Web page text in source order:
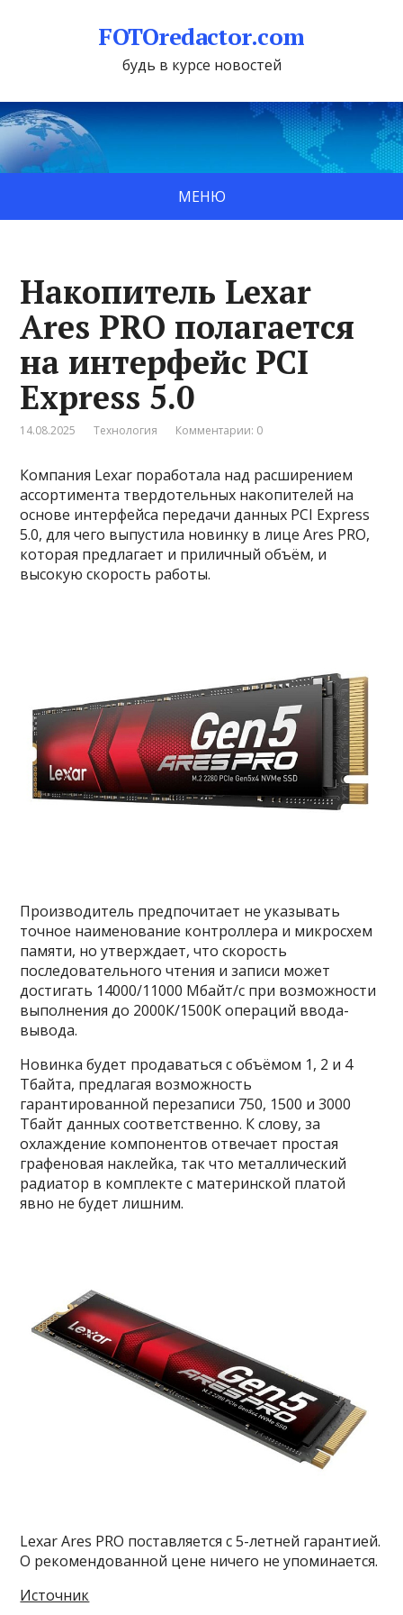
FOTOredactor.com
будь в курсе новостей
МЕНЮ
Накопитель Lexar
Ares PRO полагается
на интерфейс PCI
Express 5.0
14.08.2025 Технология Комментарии: 0
Компания Lexar поработала над расширением
ассортимента твердотельных накопителей на
основе интерфейса передачи данных PCI Express
5.0, для чего выпустила новинку в лице Ares PRO,
которая предлагает и приличный объём, и
высокую скорость работы.
Производитель предпочитает не указывать
точное наименование контроллера и микросхем
памяти, но утверждает, что скорость
последовательного чтения и записи может
достигать 14000/11000 Мбайт/с при возможности
выполнения до 2000К/1500К операций ввода-
вывода.
Новинка будет продаваться с объёмом 1, 2 и 4
Тбайта, предлагая возможность
гарантированной перезаписи 750, 1500 и 3000
Тбайт данных соответственно. К слову, за
охлаждение компонентов отвечает простая
графеновая наклейка, так что металлический
радиатор в комплекте с материнской платой
явно не будет лишним.
Lexar Ares PRO поставляется с 5-летней гарантией.
О рекомендованной цене ничего не упоминается.
Источник